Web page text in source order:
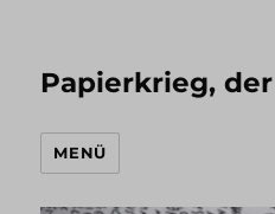
Papierkrieg,
MENÜ